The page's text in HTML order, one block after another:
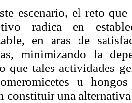
escenario, el reto
radica en
en aras de
minimizando la
que tales actividades
u
constituir una